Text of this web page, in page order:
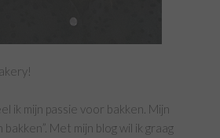
ik mijn passie voor bakken. Mijn
Met mijn blog wil ik graag